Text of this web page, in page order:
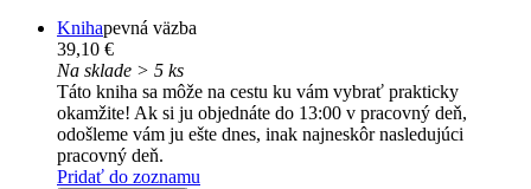
Knihapevná väzba
39,10 €
Na sklade > 5 ks
Táto kniha sa môže na cestu ku vám vybrať prakticky
okamžite! Ak si ju objednáte do 13:00 v pracovný deň,
odošleme vám ju ešte dnes, inak najneskôr nasledujúci
pracovný deň.
Pridať do zoznamu